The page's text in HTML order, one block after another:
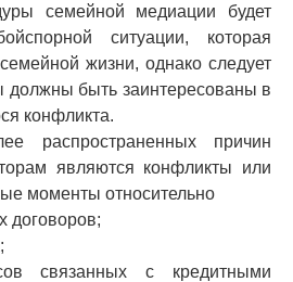
семейной медиации будет
ситуации, которая
жизни, однако следует
должны быть заинтересованы в
конфликта.
распространенных причин
являются конфликты или
моменты относительно
договоров;
связанных с кредитными